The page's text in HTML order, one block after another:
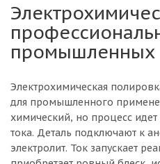
промышленных
Электрохимическая
для промышленного
химический, но процесс идет
тока. Деталь подключают к
электролит. Ток запускает